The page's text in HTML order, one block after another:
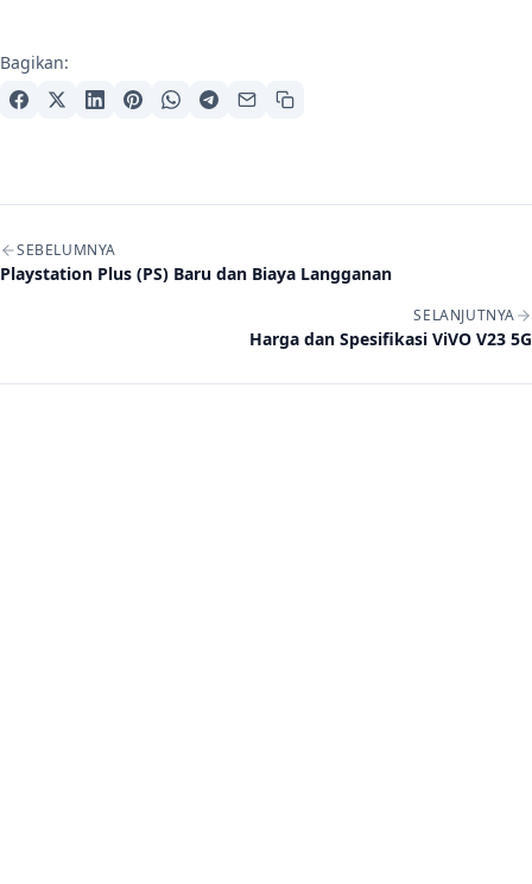
Bagikan:
Navigasi artikel
SEBELUMNYA
Playstation Plus (PS) Baru dan Biaya Langganan
SELANJUTNYA
Harga dan Spesifikasi ViVO V23 5G